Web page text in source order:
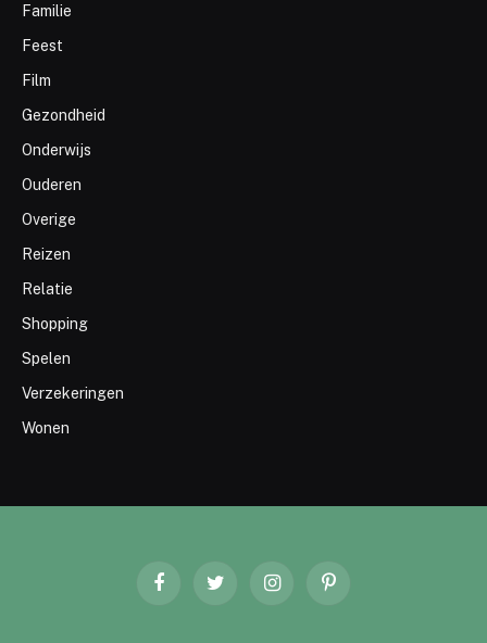
Familie
Feest
Film
Gezondheid
Onderwijs
Ouderen
Overige
Reizen
Relatie
Shopping
Spelen
Verzekeringen
Wonen
FacebookTwitter InstagramPinterest